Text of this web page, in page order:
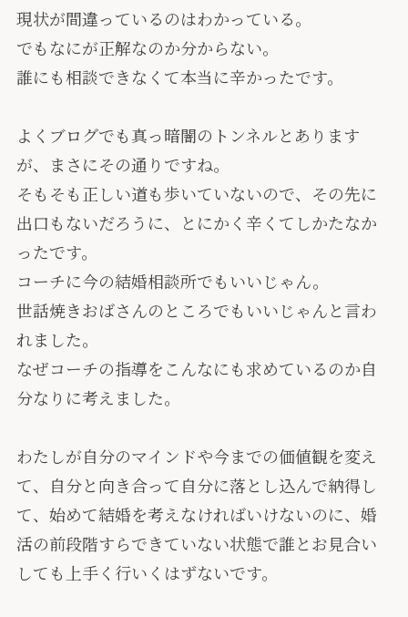
現状が間違っているのはわかっている。
でもなにが正解なのか分からない。
誰にも相談できなくて本当に辛かったです。
よくブログでも真っ暗闇のトンネルとあります
が、まさにその通りですね。
そもそも正しい道も歩いていないので、その先に
出口もないだろうに、とにかく辛くてしかたなか
ったです。
コーチに今の結婚相談所でもいいじゃん。
世話焼きおばさんのところでもいいじゃんと言わ
れました。
なぜコーチの指導をこんなにも求めているのか自
分なりに考えました。
わたしが自分のマインドや今までの価値観を変え
て、自分と向き合って自分に落とし込んで納得し
て、始めて結婚を考えなければいけないのに、婚
活の前段階すらできていない状態で誰とお見合い
しても上手く行いくはずないです。